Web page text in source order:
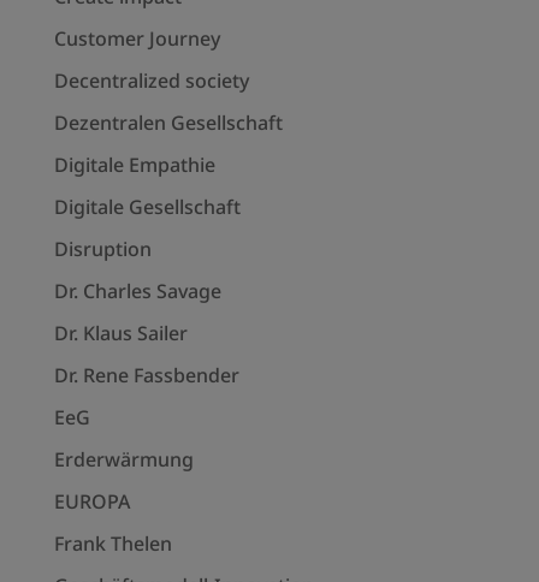
Customer Journey
Decentralized society
Dezentralen Gesellschaft
Digitale Empathie
Digitale Gesellschaft
Disruption
Dr. Charles Savage
Dr. Klaus Sailer
Dr. Rene Fassbender
EeG
Erderwärmung
EUROPA
Frank Thelen